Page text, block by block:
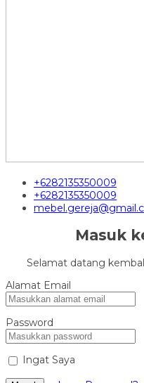
+6282135350009
+6282135350009
Masuk
Selamat datang
Alamat Email
Password
Ingat Saya